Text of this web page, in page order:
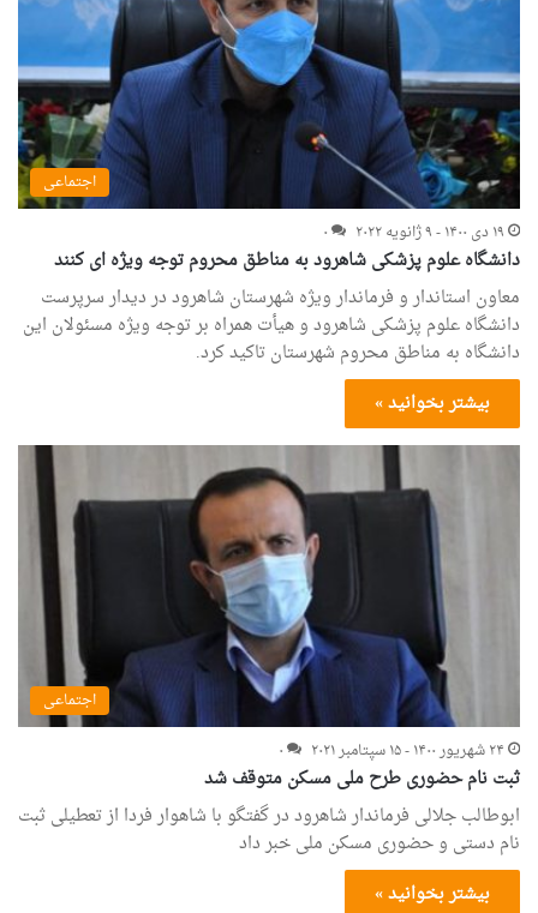
اجتماعی
۱۹ دی ۱۴۰۰ - ۹ ژانویه ۲۰۲۲
۰
دانشگاه علوم پزشکی شاهرود به مناطق محروم توجه ویژه ای کنند
معاون استاندار و فرماندار ویژه شهرستان شاهرود در دیدار سرپرست
دانشگاه علوم پزشکی شاهرود و هیأت همراه بر توجه ویژه مسئولان این
دانشگاه به مناطق محروم شهرستان تاکید کرد.
بیشتر بخوانید »
اجتماعی
۲۴ شهریور ۱۴۰۰ - ۱۵ سپتامبر ۲۰۲۱
۰
ثبت نام حضوری طرح ملی مسکن متوقف شد
ابوطالب جلالی فرماندار شاهرود در گفتگو با شاهوار فردا از تعطیلی ثبت
نام دستی و حضوری مسکن ملی خبر داد
بیشتر بخوانید »